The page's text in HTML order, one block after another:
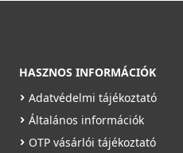
HASZNOS INFORMÁCIÓK
Adatvédelmi tájékoztató
Általános információk
OTP vásárlói tájékoztató